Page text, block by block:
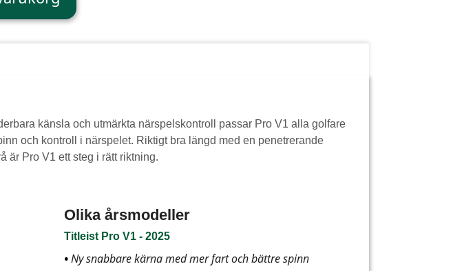
känsla och utmärkta närspelskontroll passar Pro V1 alla golfare
och kontroll i närspelet. Riktigt bra längd med en penetrerande
är Pro V1 ett steg i rätt riktning.
Olika årsmodeller
Titleist Pro V1 - 2025
Ny snabbare kärna med mer fart och bättre spinn